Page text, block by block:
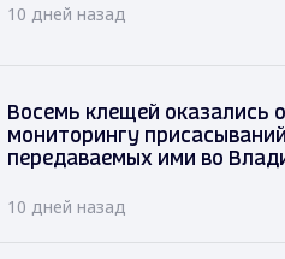
10 дней назад
Восемь клещей оказались
мониторингу
передаваемых ими во
10 дней назад